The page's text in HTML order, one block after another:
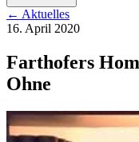
← Aktuelles
16. April 2020
Farthofers
Ohne